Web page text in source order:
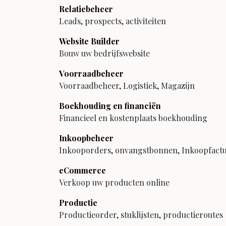
Relatiebeheer
Leads, prospects, activiteiten
Website Builder
Bouw uw bedrijfswebsite
Voorraadbeheer
Voorraadbeheer, Logistiek, Magazijn
Boekhouding en financiën
Financieel en kostenplaats boekhouding
Inkoopbeheer
Inkooporders, onvangstbonnen,
eCommerce
Verkoop uw producten online
Productie
Productieorder, stuklijsten, productieroutes